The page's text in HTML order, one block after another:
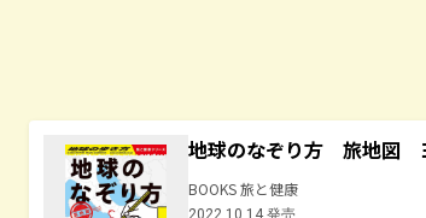
地球のなぞり方 旅地図
BOOKS 旅と健康
2022.10.14 発売